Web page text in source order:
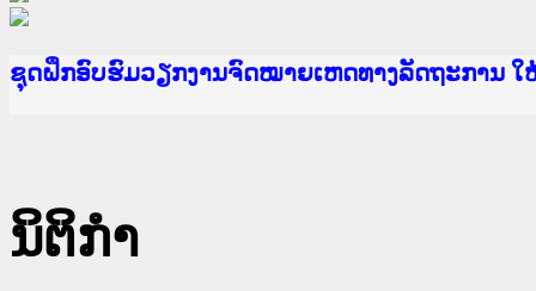
Ministry of Justice Lao PDR
ເຜີຍແຜ່ວັບໄຊຈົດໝາຍເຫດທາງລັດຖະການ ແລະ ແອັ
ກະຊວງຍຸຕິທຳ
ຊຸດຝຶກອົບຮົມວຽກງານຈົດໝາຍເຫດທາງລັດຖະການ
ກອງປະຊຸມທົບທວນຄືນການຈັດຕັ້ງປະຕິບັດວຽກງານຈົ
ຝຶກອົບຮົມ ຜູ່ປະສານງານວຽກງານຈົດໝາຍເຫດທາງລັ
ຝຶກອົບຮົມ ຜູ່ປະສານງານວຽກງານຈົດໝາຍເຫດທາງລັ
ເຜີຍແຜ່ແອັບກົດໝາຍລາວ ແລະ ເວັບໄຊຈົດໝາຍເຫດ
ເຜີຍແຜ່ແອັບກົດໝາຍລາວ ແລະ ເວັບໄຊຈົດໝາຍເຫດ
ຍົກລະດັບວຽກງານຈົດໝາຍເຫດທາງລັດຖະການໃຫ້ຜູ້
ຊຸດຝຶກອົບຮົມວຽກງານຈົດໝາຍເຫດທາງລັດຖະການ ໃ
ນິຕິກໍາ